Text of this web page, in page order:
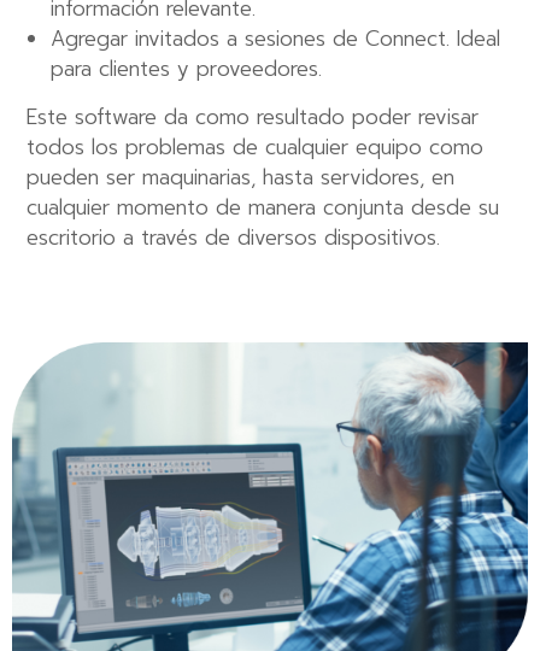
información relevante.
Agregar invitados a sesiones de Connect. Ideal
para clientes y proveedores.
Este software da como resultado poder revisar
todos los problemas de cualquier equipo como
pueden ser maquinarias, hasta servidores, en
cualquier momento de manera conjunta desde su
escritorio a través de diversos dispositivos.